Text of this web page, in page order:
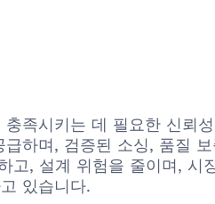
족시키는 데 필요한 신뢰
하며, 검증된 소싱, 품질
고, 설계 위험을 줄이며, 시
있습니다.